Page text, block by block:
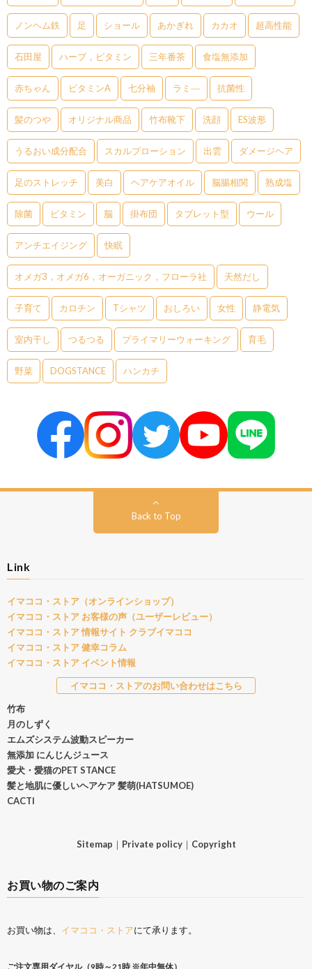
ノンヘム鉄 足 ショール あかぎれ カカオ 超高性能
石田屋 ハーブ，ビタミン 三年番茶 食塩無添加
赤ちゃん ビタミンA 七分袖 ラミ― 抗菌性
髪のつや オリジナル商品 竹布靴下 洗顔 ES波形
うるおい成分配合 スカルプローション 出雲 ダメージヘア
足のストレッチ 美白 ヘアケアオイル 脳腸相関 熟成塩
除菌 ビタミン 脳 掛布団 タブレット型 ウール
アンチエイジング 快眠
オメガ3，オメガ6，オーガニック，フローラ社 天然だし
子育て カロチン Tシャツ おしろい 女性 静電気
室内干し つるつる プライマリーウォーキング 育毛
野菜 DOGSTANCE ハンカチ
Back to Top
Link
イマココ・ストア（オンラインショップ）
イマココ・ストア お客様の声（ユーザーレビュー）
イマココ・ストア 情報サイト クラブイマココ
イマココ・ストア 健幸コラム
イマココ・ストア イベント情報
イマココ・ストアのお問い合わせはこちら
竹布
月のしずく
エムズシステム波動スピーカー
無添加 にんじんジュース
愛犬・愛猫のPET STANCE
髪と地肌に優しいヘアケア 髪萌(HATSUMOE)
CACTI
Sitemap ｜ Private policy｜ Copyright
お買い物のご案内
お買い物は、 イマココ・ストアにて承ります。
ご注文専用ダイヤル（9時～21時 ※年中無休）